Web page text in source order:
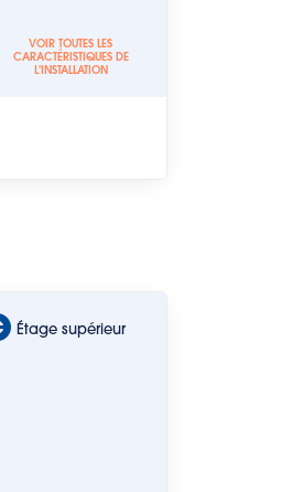
VOIR TOUTES LES
CARACTÉRISTIQUES DE
L'INSTALLATION
Étage supérieur